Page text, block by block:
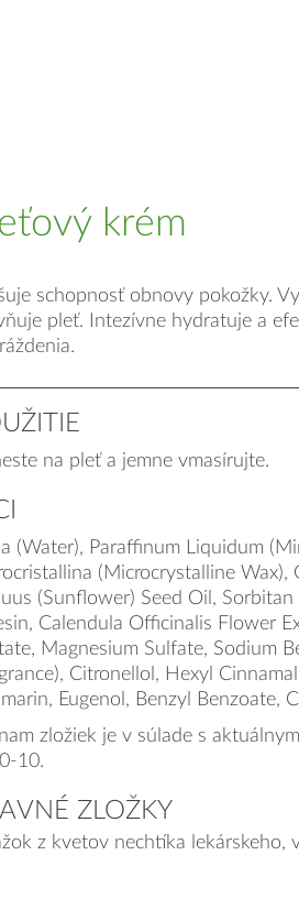
krém
schopnosť obnovy pokožky.
pleť. Intezívne hydratuje a
na pleť a jemne vmasírujte.
(Water), Paraffinum Liquidum
(Microcrystalline Wax),
(Sunflower) Seed Oil, Sorbitan
Calendula Officinalis Flower
Magnesium Sulfate, Sodium
Citronellol, Hexyl
Eugenol, Benzyl Benzoate,
zložiek je v súlade s
10.
ZLOŽKY
z kvetov nechtíka lekárskeho,